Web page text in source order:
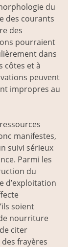
du
des courants
des
pourraient
dans
côtes et à
peuvent
impropres au
manifestes,
suivi sérieux
Parmi les
du
d’exploitation
soient
nourriture
citer
frayères